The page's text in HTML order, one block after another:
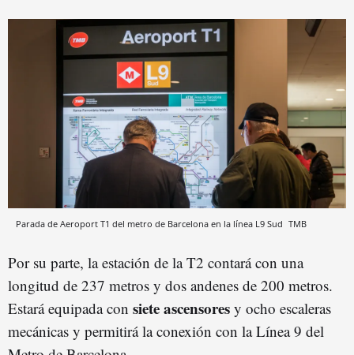
Parada de Aeroport T1 del metro de Barcelona en la línea L9 Sud TMB
Por su parte, la estación de la T2 contará con una
longitud de 237 metros y dos andenes de 200 metros.
Estará equipada con siete ascensores y ocho escaleras
mecánicas y permitirá la conexión con la Línea 9 del